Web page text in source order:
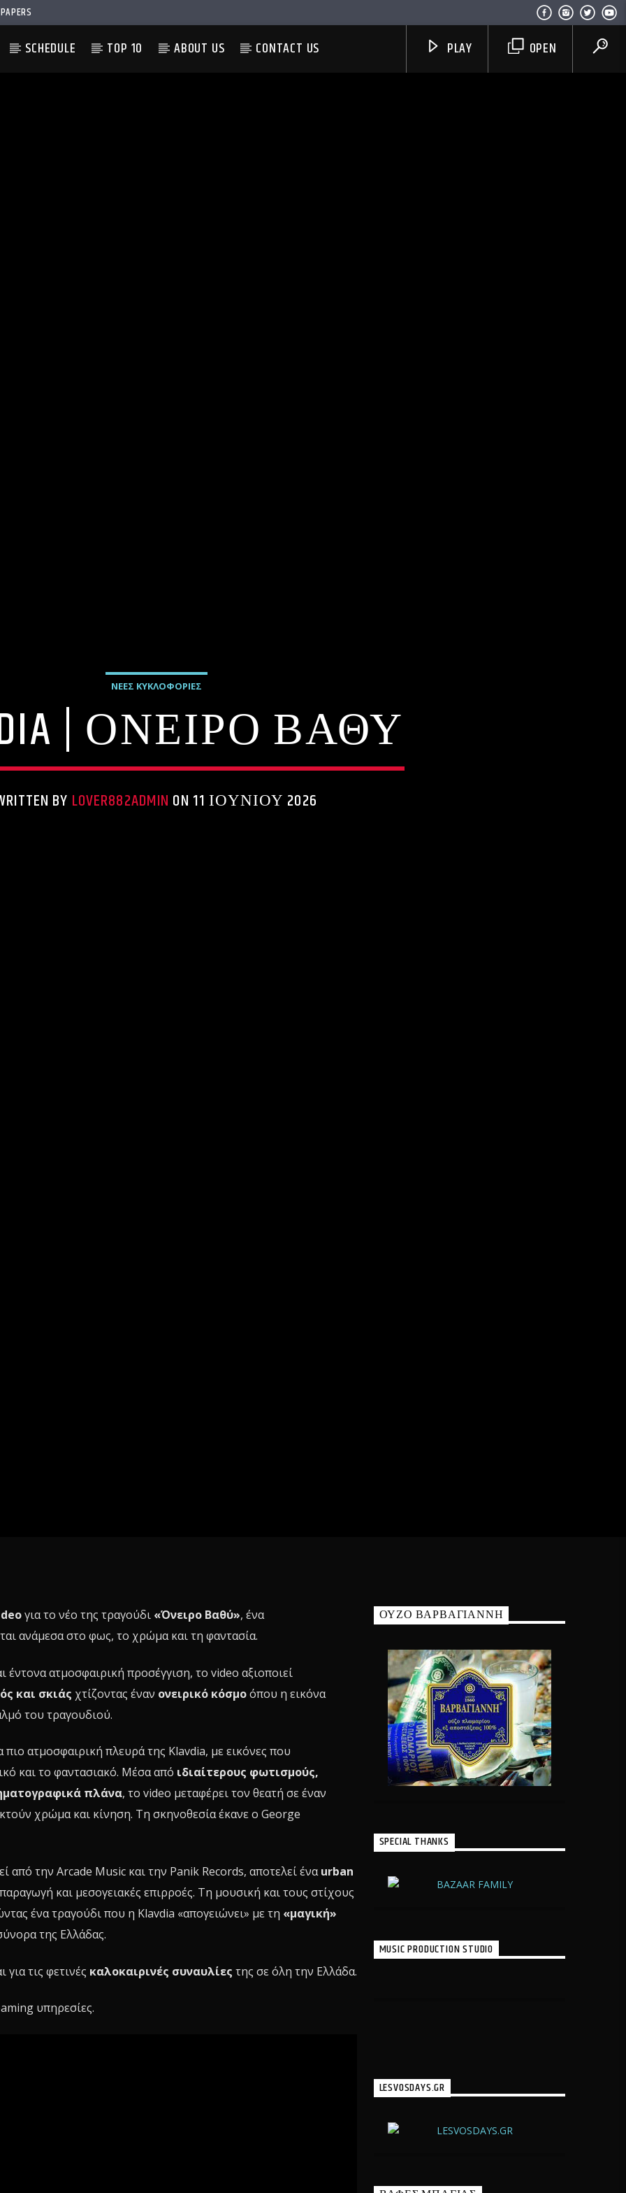
SCHEDULE TOP 10 ABOUT US CONTACT US OPEN
PLAY
ΝΕΕΣ ΚΥΚΛΟΦΟΡΙΕΣ
| ΟΝΕΙΡΟ ΒΑΘΥ
BY LOVER882ADMIN ON 11 ΙΟΥΝΊΟΥ 2026
για το νέο της τραγούδι«Όνειρο Βαθύ», ένα
ανάμεσα στο φως, το χρώμα και τη φαντασία.
έντονα ατμοσφαιρική προσέγγιση, το video αξιοποιεί
και σκιάς χτίζοντας έναν ονειρικό κόσμοόπου η εικόνα
του τραγουδιού.
ατμοσφαιρική πλευρά της Klavdia, με εικόνες που
και το φαντασιακό. Μέσα από ιδιαίτερους φωτισμούς,
πλάνα, το video μεταφέρει τον θεατή σε έναν
χρώμα και κίνηση. Τη σκηνοθεσία έκανε ο George
την Arcade Music και την Panik Records, αποτελεί έναurban
και μεσογειακές επιρροές. Τη μουσική και τους στίχους
ένα τραγούδι που η Klavdia «απογειώνει» με τη «μαγική»
της Ελλάδας.
τις φετινές καλοκαιρινές συναυλίες της σε όλη την Ελλάδα.
υπηρεσίες.
ΟΥΖΟ ΒΑΡΒΑΓΙΑΝΝΗ
SPECIAL THANKS
MUSIC PRODUCTION STUDIO
LESVOSDAYS.GR